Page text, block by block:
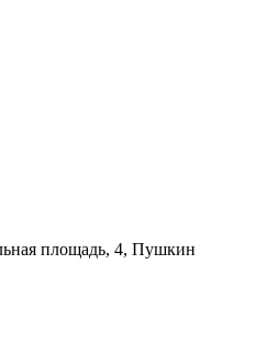
площадь, 4, Пушкин